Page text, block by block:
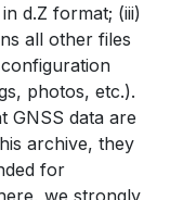
d.Z format; (iii)
all other files
photos, etc.).
GNSS data are
archive, they
for
we strongly